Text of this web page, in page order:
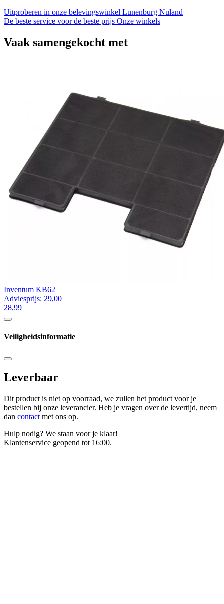
Uitproberen in onze belevingswinkel Lunenburg Nuland
De beste service voor de beste prijs Onze winkels
Vaak samengekocht met
Inventum KB62
Adviesprijs: 29,00
28,99
Veiligheidsinformatie
Leverbaar
Dit product is niet op voorraad, we zullen het product voor je
bestellen bij onze leverancier. Heb je vragen over de levertijd, neem
dan contact met ons op.
Hulp nodig? We staan voor je klaar!
Klantenservice geopend tot 16:00.